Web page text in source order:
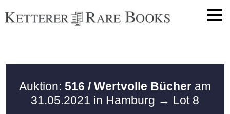
Auktion: 516 / Wertvolle Bücher am
31.05.2021 in Hamburg → Lot 8